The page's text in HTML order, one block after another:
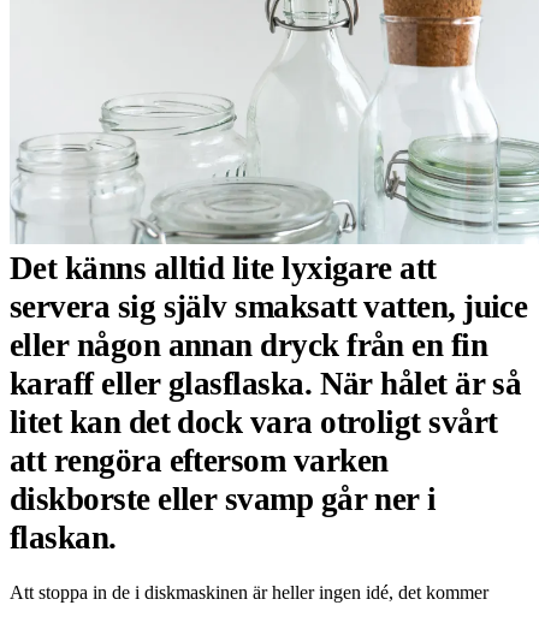
Det känns alltid lite lyxigare att
servera sig själv smaksatt vatten, juice
eller någon annan dryck från en fin
karaff eller glasflaska. När hålet är så
litet kan det dock vara otroligt svårt
att rengöra eftersom varken
diskborste eller svamp går ner i
flaskan.
Att stoppa in de i diskmaskinen är heller ingen idé, det kommer